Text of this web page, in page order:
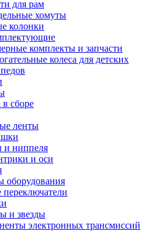
для рам
хомуты
колонки
комплекты и запчасти
колеса для детских
в сборе
ленты
ниппеля
и оси
оборудования
переключатели
и звезды
электронных трансмиссий